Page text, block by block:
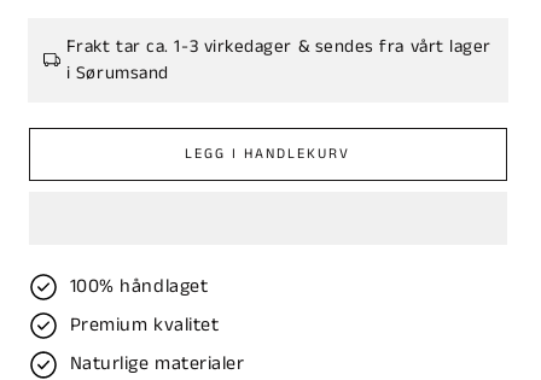
Frakt tar ca. 1-3 virkedager & sendes fra vårt lager
i Sørumsand
LEGG I HANDLEKURV
100% håndlaget
Premium kvalitet
Naturlige materialer